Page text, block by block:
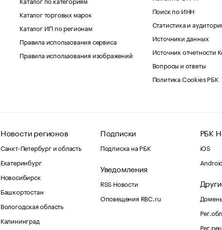
Каталог торговых марок
Каталог ИП по регионам
Правила использования сервиса
Правила использования изображений
Поиск по ИНН
Статистика и
Источники данных
Источник отчетности
Вопросы и ответы
Политика Cookies РБК
Новости регионов
Санкт-Петербург и область
Екатеринбург
Новосибирск
Башкортостан
Вологодская область
Калининград
Подписки
Подписка на РБК
Уведомления
RSS Новости
Оповещения RBC.ru
РБК
iOS